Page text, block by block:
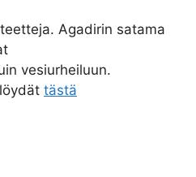
Agadirin satama
vesiurheiluun.
tästä